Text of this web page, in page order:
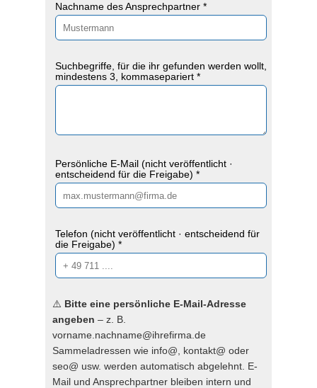
Nachname des Ansprechpartner *
Suchbegriffe, für die ihr gefunden werden wollt,
mindestens 3, kommasepariert *
Persönliche E-Mail (nicht veröffentlicht ·
entscheidend für die Freigabe) *
Telefon (nicht veröffentlicht · entscheidend für
die Freigabe) *
⚠️ Bitte eine persönliche E-Mail-Adresse
angeben – z. B.
vorname.nachname@ihrefirma.de
Sammeladressen wie info@, kontakt@ oder
seo@ usw. werden automatisch abgelehnt. E-
Mail und Ansprechpartner bleiben intern und